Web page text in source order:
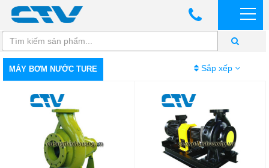
MÁY BƠM NƯỚC TURE Sắp xếp